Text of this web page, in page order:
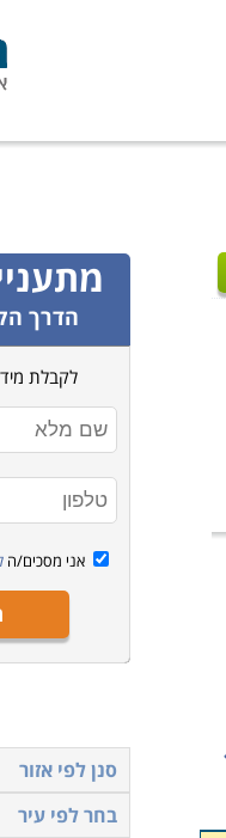
הדרך
לקבלת
אני מסכים/ה
סנן לפי אזור
בחר לפי עיר